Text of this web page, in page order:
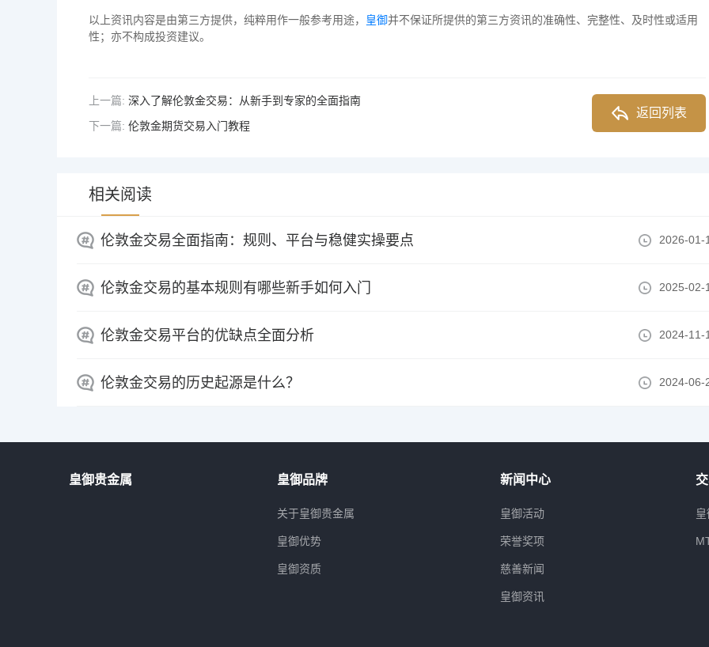
以上资讯内容是由第三方提供，纯粹用作一般参考用途， 皇御并不保证所提供的第三方资讯的准确性、完整性、及时性或适用
性；亦不构成投资建议。
上一篇: 深入了解伦敦金交易：从新手到专家的全面指南
下一篇: 伦敦金期货交易入门教程
返回列表
相关阅读
伦敦金交易全面指南：规则、平台与稳健实操要点 2026-01-
伦敦金交易的基本规则有哪些新手如何入门 2025-02-
伦敦金交易平台的优缺点全面分析 2024-11-
伦敦金交易的历史起源是什么？ 2024-06-
皇御贵金属 皇御品牌
关于皇御贵金属
皇御优势
皇御资质
新闻中心
皇御活动
荣誉奖项
慈善新闻
皇御资讯